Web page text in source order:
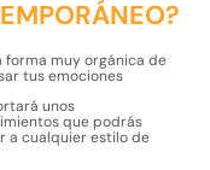
forma muyorgánica de
tusemociones
unos
que podrás
a cualquier estilo de